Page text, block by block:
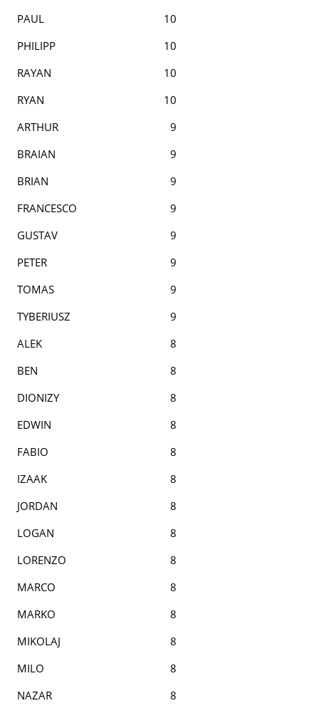
PAUL
10
PHILIPP
10
RAYAN
10
RYAN
10
ARTHUR
9
BRAIAN
9
BRIAN
9
FRANCESCO
9
GUSTAV
9
PETER
9
TOMAS
9
TYBERIUSZ
9
ALEK
8
BEN
8
DIONIZY
8
EDWIN
8
FABIO
8
IZAAK
8
JORDAN
8
LOGAN
8
LORENZO
8
MARCO
8
MARKO
8
MIKOLAJ
8
MILO
8
NAZAR
8